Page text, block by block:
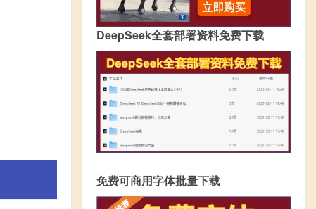
DeepSeek全套部署资料免费下载
免费可商用字体批量下载